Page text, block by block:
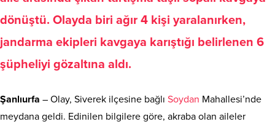
dönüştü. Olayda biri ağır 4 kişi yaralanırken,
jandarma ekipleri kavgaya karıştığı belirlenen 6
şüpheliyi gözaltına aldı.
Şanlıurfa – Olay, Siverek ilçesine bağlı Soydan Mahallesi’nde
meydana geldi. Edinilen bilgilere göre, akraba olan aileler